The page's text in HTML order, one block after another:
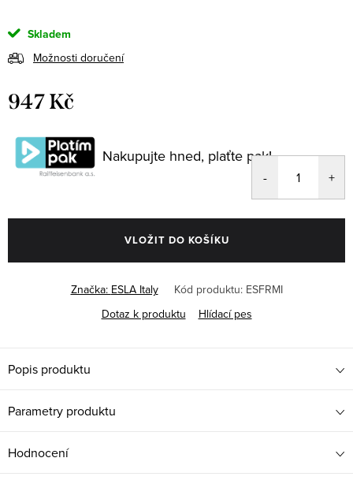
Skladem
Možnosti doručení
947 Kč
cena:
Nakupujte hned, plaťte pak!
VLOŽIT DO KOŠÍKU
Značka: ESLA Italy Kód produktu: ESFRMI
Dotaz k produktu
Hlídací pes
Popis produktu
Parametry produktu
Hodnocení